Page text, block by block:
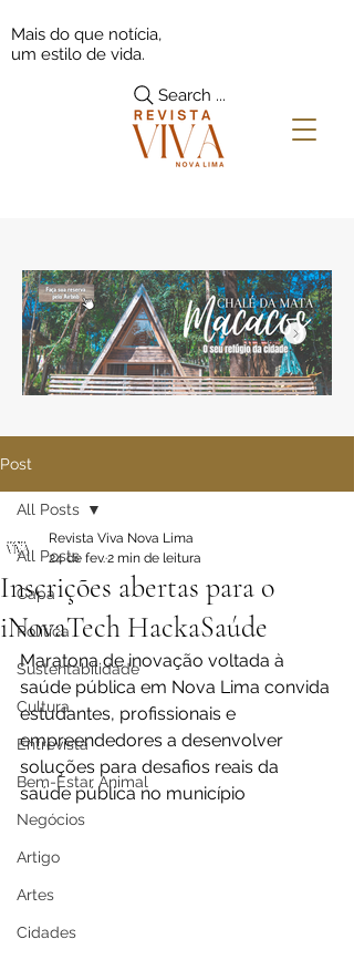
Search ...
Mais do que notícia,
um estilo de vida.
Post
All Posts
Capa
Política
Sustentabilidade
Cultura
Entrevista
Bem-Estar Animal
Negócios
Artigo
Artes
Cidades
All Posts
Inscrições abertas para o
iNovaTech HackaSaúde
Revista Viva Nova Lima
24 de fev.2 min de leitura
Maratona de inovação voltada à
saúde pública em Nova Lima convida
estudantes, profissionais e
empreendedores a desenvolver
soluções para desafios reais da
saúde pública no município